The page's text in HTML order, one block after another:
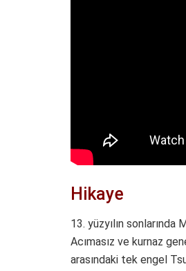
Hikaye
13. yüzyılın
Acımasız ve kurnaz
arasındaki tek engel